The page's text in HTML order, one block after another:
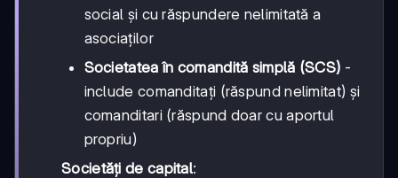
social și cu răspundere nelimitată a
asociaților
Societatea în comandită simplă (SCS) -
include comanditați (răspund nelimitat) și
comanditari (răspund doar cu aportul
propriu)
Societăți de capital: